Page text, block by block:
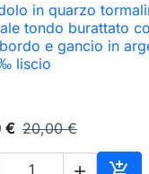
 Anteprima
in quarzo
tondo burattato
e gancio in
liscio
€ 20,00 €